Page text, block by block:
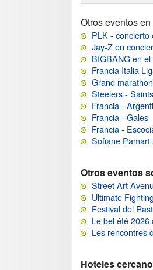
Otros eventos
PLK - concierto
Jay-Z en
BIGBANG en
Francia Italia
Grand
Steelers -
Francia -
Francia - Gales
Francia -
Sofiane
Otros eventos
Street Art
Ultimate
Festival del
Le bel été
Les rencontres
Hoteles